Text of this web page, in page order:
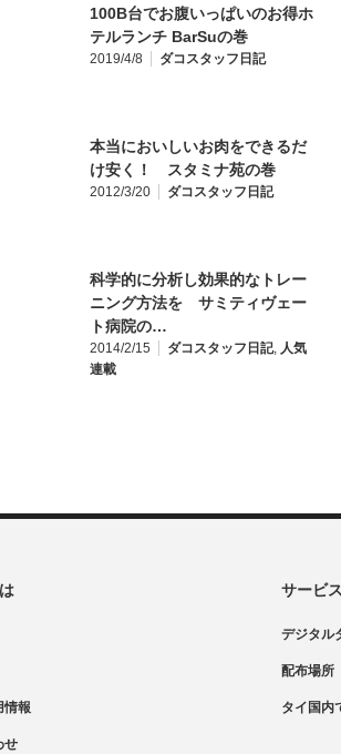
100B台でお腹いっぱいのお得ホ
テルランチ BarSuの巻
2019/4/8 ダコスタッフ日記
本当においしいお肉をできるだ
け安く！ スタミナ苑の巻
2012/3/20 ダコスタッフ日記
科学的に分析し効果的なトレー
ニング方法を サミティヴェー
ト病院の…
2014/2/15 ダコスタッフ日記, 人気
連載
情報
せ
サービ
デジタル
配布場所
タイ国内